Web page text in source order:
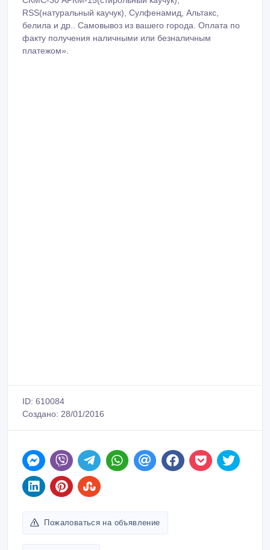
RSS(натуральный каучук), Сулфенамид, Альтакс,
белила и др.. Самовывоз из вашего города. Оплата по
факту получения наличными или безналичным
платежом».
ID: 610084
Создано: 28/01/2016
Пожаловаться на объявление